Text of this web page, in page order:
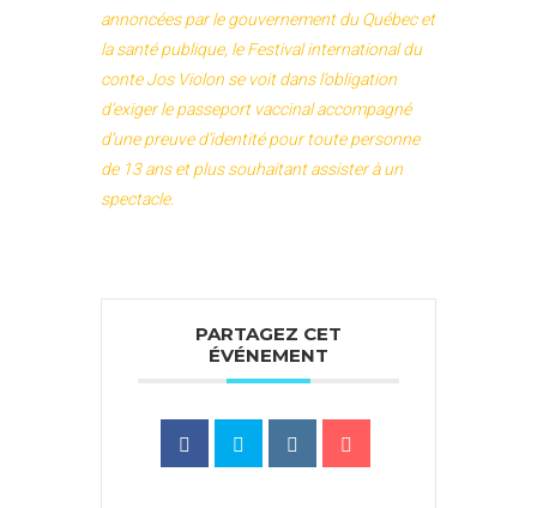
annoncées par le gouvernement du Québec et
la santé publique, le Festival international du
conte Jos Violon se voit dans l’obligation
d’exiger le passeport vaccinal accompagné
d’une preuve d’identité pour toute personne
de 13 ans et plus souhaitant assister à un
spectacle.
PARTAGEZ CET
ÉVÉNEMENT